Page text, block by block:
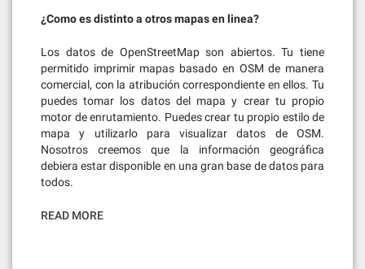
¿Como es distinto a otros mapas en linea?
Los datos de OpenStreetMap son abiertos. Tu tiene
permitido imprimir mapas basado en OSM de manera
comercial, con la atribución correspondiente en ellos. Tu
puedes tomar los datos del mapa y crear tu propio
motor de enrutamiento. Puedes crear tu propio estilo de
mapa y utilizarlo para visualizar datos de OSM.
Nosotros creemos que la información geográfica
debiera estar disponible en una gran base de datos para
todos.
READ MORE